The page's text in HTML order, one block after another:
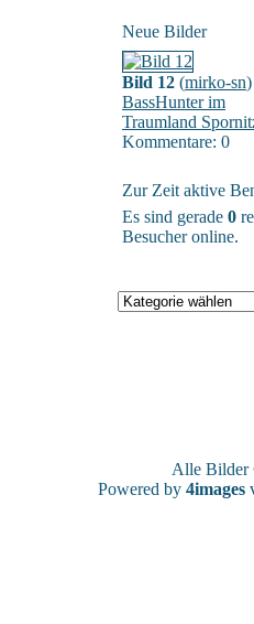
Neue Bilder
Bild 12 (mirko-sn)
BassHunter im
Traumland
Kommentare: 0
Zur Zeit aktive
Es sind gerade 0
Besucher online.
Alle
Powered by 4images